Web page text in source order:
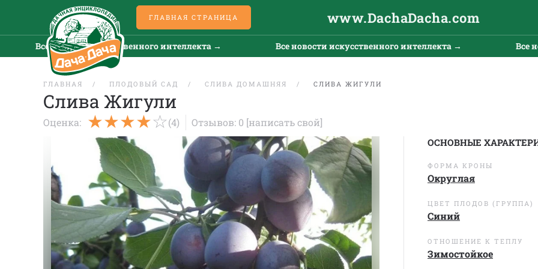
ГЛАВНАЯ СТРАНИЦА www.DachaDacha.com
Все новости искусственного интеллекта → Все новости искусственного интеллекта → Все
ГЛАВНАЯ ПЛОДОВЫЙ САД СЛИВА ДОМАШНЯЯ СЛИВА ЖИГУЛИ
Слива Жигули
Оценка: (4) Отзывов: 0 [написать свой]
ОСНОВНЫЕ
ФОРМА КРОНЫ
Округлая
ЦВЕТ ПЛОДОВ (ГРУППА)
Синий
ОТНОШЕНИЕ К ТЕПЛУ
Зимостойкое